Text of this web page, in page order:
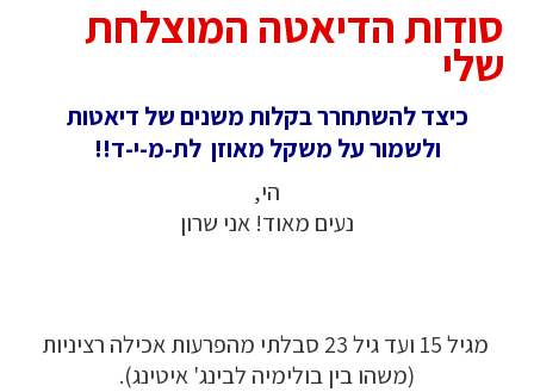
סודות הדיאטה המוצלחת
שלי
כיצד להשתחרר בקלות משנים של דיאטות
ולשמור על משקל מאוזן לת-מ-י-ד!!
הי,
נעים מאוד! אני שרון
מגיל 15 ועד גיל 23 סבלתי מהפרעות אכילה רציניות
(משהו בין בולימיה לבינג' איטינג).